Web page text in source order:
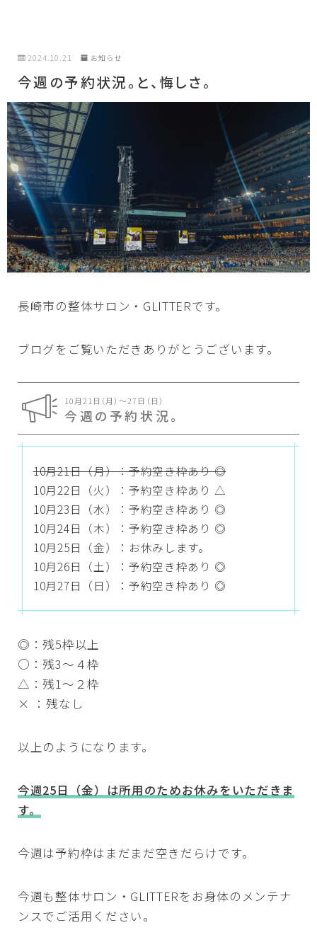
2024.10.21 お知らせ
今週の予約状況。と、悔しさ。
長崎市の整体サロン・GLITTERです。
ブログをご覧いただきありがとうございます。
10月21日（月）〜27日（日）
今週の予約状況。
10月21日（月）：予約空き枠あり ◎
10月22日（火）：予約空き枠あり △
10月23日（水）：予約空き枠あり ◎
10月24日（木）：予約空き枠あり ◎
10月25日（金）：お休みします。
10月26日（土）：予約空き枠あり ◎
10月27日（日）：予約空き枠あり ◎
◎：残5枠以上
○：残3～４枠
△：残1～２枠
× ：残なし
以上のようになります。
今週25日（金）は所用のためお休みをいただきま
す。
今週は予約枠はまだまだ空きだらけです。
今週も整体サロン・GLITTERをお身体のメンテナ
ンスでご活用ください。